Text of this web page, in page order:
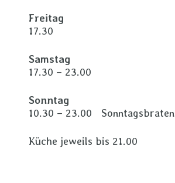
Freitag
17.30
Samstag
17.30 – 23.00
Sonntag
10.30 – 23.00 Sonntagsbraten
Küche jeweils bis 21.00